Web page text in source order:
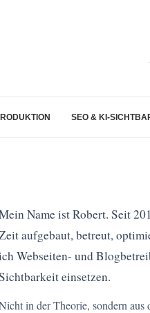
SEO & KI-
Name ist Robert. Seit
aufgebaut, betreut,
Webseiten- und
einsetzen.
in der Theorie, sondern aus